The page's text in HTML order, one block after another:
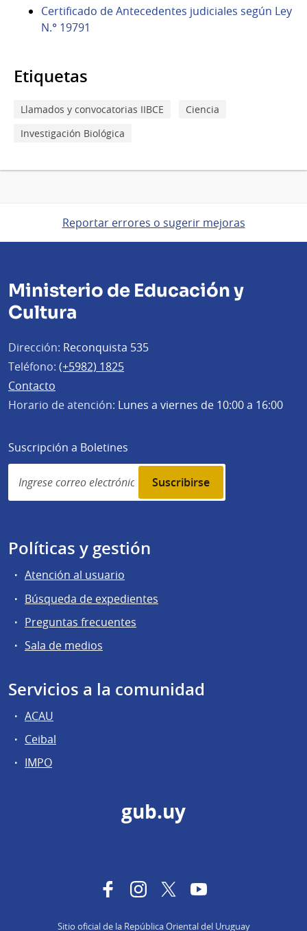
Certificado de Antecedentes judiciales según Ley
N.° 19791
Etiquetas
Llamados y convocatorias IIBCE
Ciencia
Investigación Biológica
Reportar errores o sugerir mejoras
Ministerio de Educación y
Cultura
Dirección: Reconquista 535
Teléfono: (+5982) 1825
Contacto
Horario de atención: Lunes a viernes de 10:00 a 16:00
Suscripción a Boletines
Simplenews
subscription
Políticas y gestión
Atención al usuario
Búsqueda de expedientes
Preguntas frecuentes
Sala de medios
Servicios a la comunidad
ACAU
Ceibal
IMPO
gub.uy
FacebookInstagram
TwitterYouTube
Sitio oficial de la República Oriental del Uruguay